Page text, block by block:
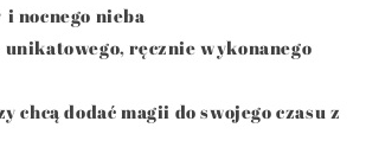
nocnego nieba
unikatowego, ręcznie wykonanego
chcą dodać magii do swojego czasu z